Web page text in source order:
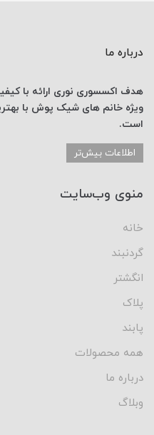
درباره ما
هدف اکسسوری نوری ارائه با
ویژه خانم های شیک پوش با
است.
اطلاعات بیش‌تر
منوی وب‌سایت
خانه
گردنبند
انگشتر
پلاک
پابند
همه محصولات
درباره ما
وبلاگ